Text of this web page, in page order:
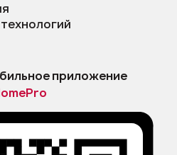
приложение